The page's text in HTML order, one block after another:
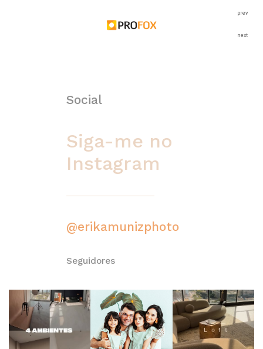
prev
next
Social
Siga-me no
Instagram
@erikamunizphoto
Seguidores